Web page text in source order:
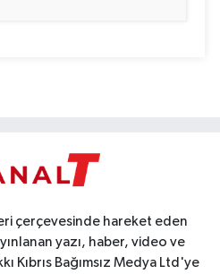
çerçevesinde hareket eden
yazı, haber, video ve
Kıbrıs Bağımsız Medya Ltd'ye